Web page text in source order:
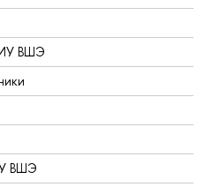
ВШЭ
ВШЭ